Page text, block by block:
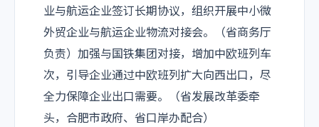
业与航运企业签订长期协议，组织开展中小微
外贸企业与航运企业物流对接会。（省商务厅
负责）加强与国铁集团对接，增加中欧班列车
次，引导企业通过中欧班列扩大向西出口，尽
全力保障企业出口需要。（省发展改革委牵
头，合肥市政府、省口岸办配合）